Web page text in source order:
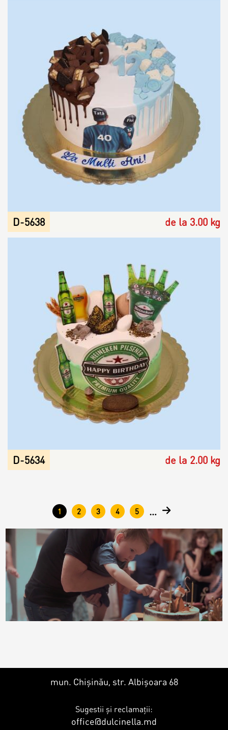
D-5638 de la 3.00 kg
D-5634 de la 2.00 kg
1 2 3 4 5 …
mun. Chișinău, str. Albișoara 68
Sugestii și reclamații:
office@dulcinella.md